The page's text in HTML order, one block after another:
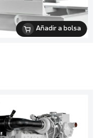
Añadir a bolsa